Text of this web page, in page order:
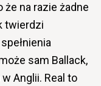
że na razie żadne
twierdzi
sam Ballack,
Anglii. Real to